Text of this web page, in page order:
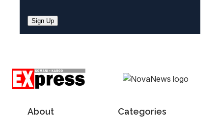
Sign Up
About Categories